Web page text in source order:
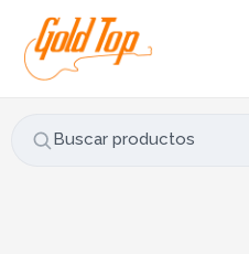
contenido
Buscar productos
u
s